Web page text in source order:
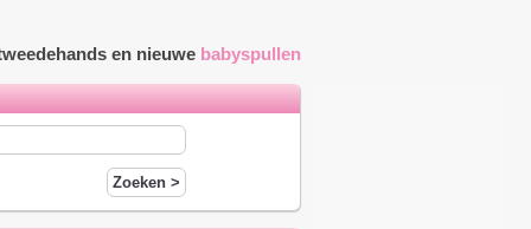
en nieuwe babyspullen